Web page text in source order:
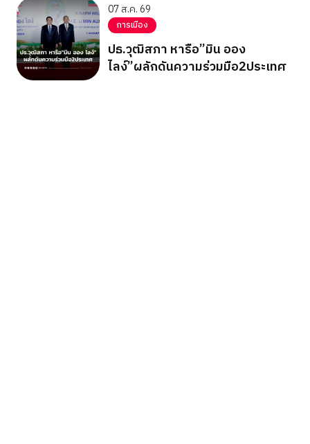
07 ส.ค. 69
การเมือง
ปธ.วุฒิสภา หารือ”มิน ออง
ไลง์”ผลักดันความร่วมมือ2ประเทศ